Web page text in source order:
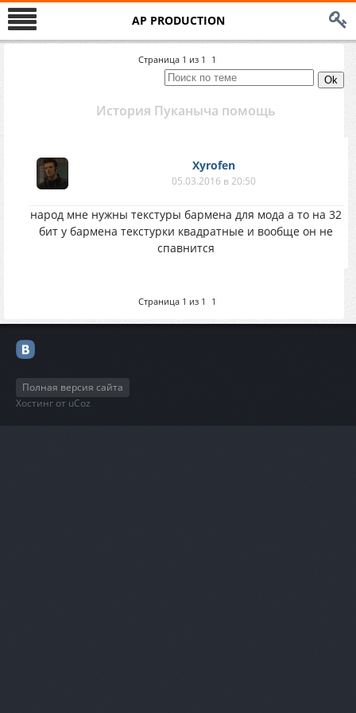
AP PRODUCTION
Страница 1 из 1 1
История Пуканыча помощь
Xyrofen
05.03.2016 в 20:50
народ мне нужны текстуры бармена для мода а то на 32
бит у бармена текстурки квадратные и вообще он не
спавнится
Страница 1 из 1 1
Полная версия сайта
Хостинг от uCoz